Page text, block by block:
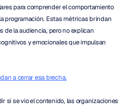
para comprender el comportamiento
programación. Estas métricas brindan
de la audiencia, pero no explican
y emocionales que impulsan
a cerrar esa brecha.
si se vio el contenido, las organizaciones